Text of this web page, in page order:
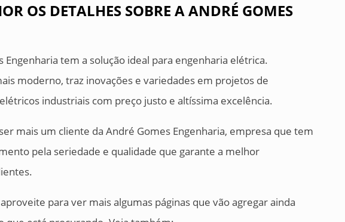
OS DETALHES SOBRE A ANDRÉ GOMES
Engenharia tem a solução ideal para engenharia elétrica.
moderno, traz inovações e variedades em projetos de
industriais com preço justo e altíssima excelência.
mais um cliente da André Gomes Engenharia, empresa que tem
pela seriedade e qualidade que garante a melhor
para ver mais algumas páginas que vão agregar ainda